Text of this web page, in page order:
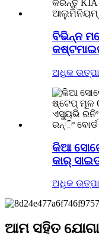
ବିଭିନ୍ନ
ଅଧିକ
କିଆ
କାର୍
ଅଧିକ
ଆମ ସହିତ